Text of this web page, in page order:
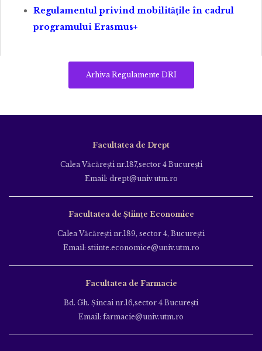
Regulamentul privind mobilitățile în cadrul
programului Erasmus+
Arhiva Regulamente DRI
Facultatea de Drept
Calea Văcăreşti nr.187,sector 4 Bucureşti
Email: drept@univ.utm.ro
Facultatea de Științe Economice
Calea Văcăreşti nr.189, sector 4, Bucureşti
Email: stiinte.economice@univ.utm.ro
Facultatea de Farmacie
Bd. Gh. Şincai nr.16,sector 4 Bucureşti
Email: farmacie@univ.utm.ro